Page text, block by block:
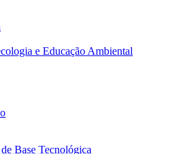
e Educação Ambiental
Base Tecnológica